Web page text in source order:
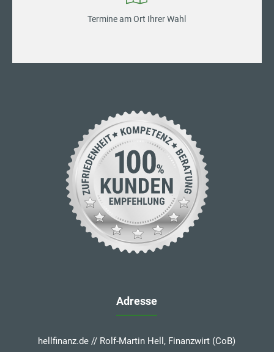
Termine am Ort Ihrer Wahl
Adresse
hellfinanz.de // Rolf-Martin Hell, Finanzwirt (CoB)